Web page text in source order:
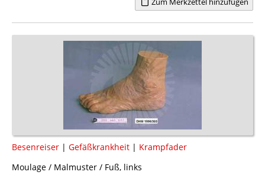
Besenreiser | Gefäßkrankheit | Krampfader
Moulage / Malmuster / Fuß, links